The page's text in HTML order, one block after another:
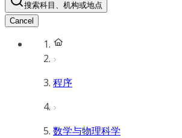
搜索科目、机构或地点
Cancel
程序
数学与物理科学